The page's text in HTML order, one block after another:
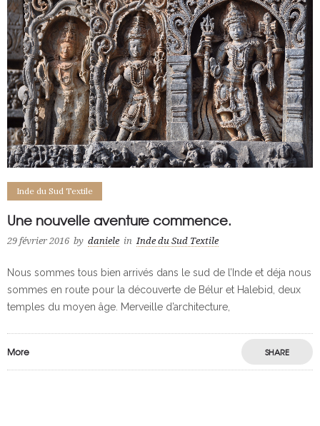
Inde du Sud Textile
Une nouvelle aventure commence.
29 février 2016 by daniele in Inde du Sud Textile
Nous sommes tous bien arrivés dans le sud de l’Inde et déja nous
sommes en route pour la découverte de Bélur et Halebid, deux
temples du moyen âge. Merveille d’architecture,
More SHARE